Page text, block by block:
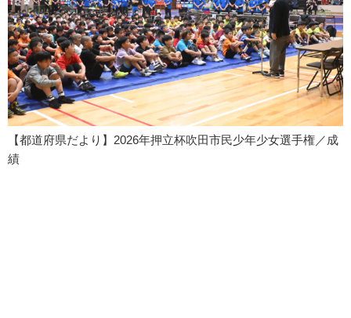
【都道府県だより】2026年押立杯吹田市民少年少女選手権／成
績